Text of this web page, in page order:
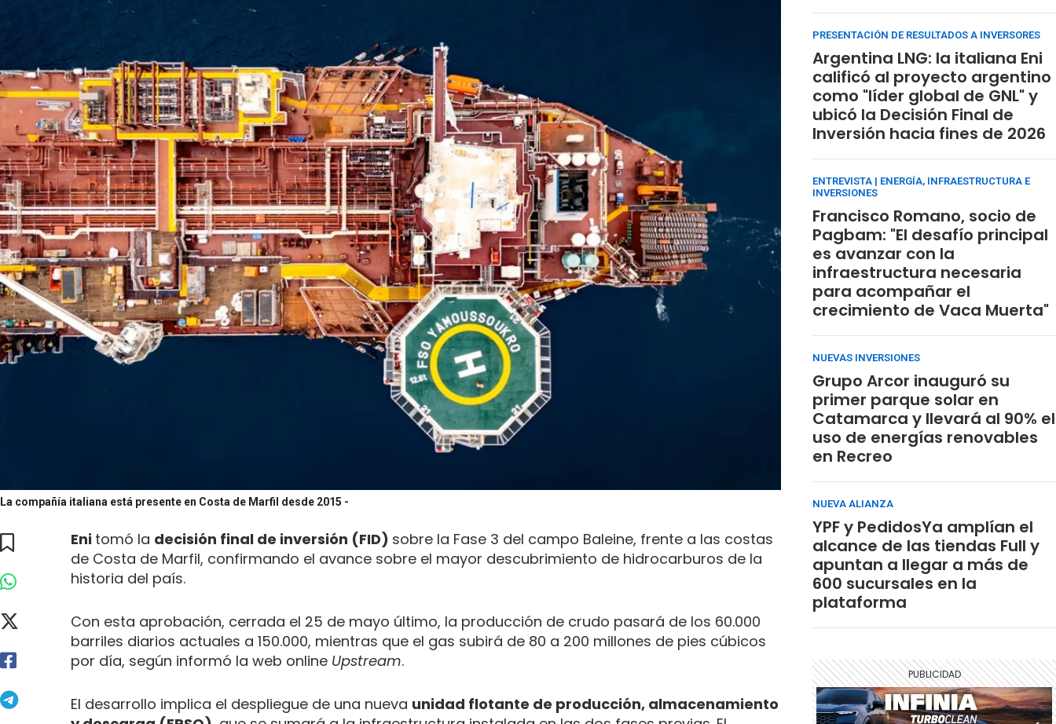
La compañía italiana está presente en Costa de Marfil desde 2015 -
Eni tomó la decisión final de inversión (FID) sobre la Fase 3 del campo Baleine, frente a las costas
de Costa de Marfil, confirmando el avance sobre el mayor descubrimiento de hidrocarburos de la
historia del país.
Con esta aprobación, cerrada el 25 de mayo último, la producción de crudo pasará de los 60.000
barriles diarios actuales a 150.000, mientras que el gas subirá de 80 a 200 millones de pies cúbicos
por día, según informó la web online Upstream.
El desarrollo implica el despliegue de una nueva unidad flotante de producción, almacenamiento
PRESENTACIÓN DE RESULTADOS A INVERSORES
Argentina LNG: la italiana Eni
calificó al proyecto argentino
como "líder global de GNL" y
ubicó la Decisión Final de
Inversión hacia fines de 2026
ENTREVISTA | ENERGÍA, INFRAESTRUCTURA E
INVERSIONES
Francisco Romano, socio de
Pagbam: "El desafío principal
es avanzar con la
infraestructura necesaria
para acompañar el
crecimiento de Vaca Muerta"
NUEVAS INVERSIONES
Grupo Arcor inauguró su
primer parque solar en
Catamarca y llevará al 90% el
uso de energías renovables
en Recreo
NUEVA ALIANZA
YPF y PedidosYa amplían el
alcance de las tiendas Full y
apuntan a llegar a más de
600 sucursales en la
plataforma